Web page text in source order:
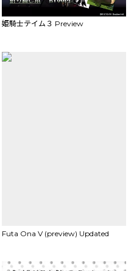
姫騎士テイム３ Preview
Futa Ona V (preview) Updated